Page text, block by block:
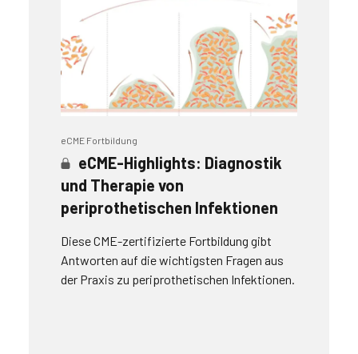
eCME Fortbildung
eCME-Highlights: Diagnostik
und Therapie von
periprothetischen Infektionen
Diese CME-zertifizierte Fortbildung gibt
Antworten auf die wichtigsten Fragen aus
der Praxis zu periprothetischen Infektionen.